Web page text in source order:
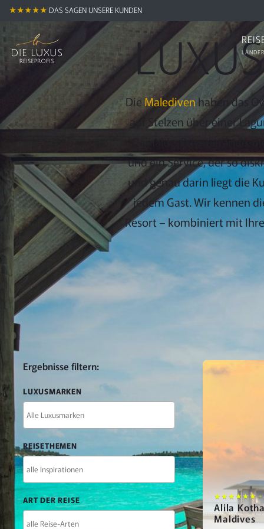
★★★★★ DAS SAGEN UNSERE KUNDEN
Zum
springen
Die Malediven haben das
auf Stelzen über einer
Gemälde. Privatstrände,
und ein Service, der so
und genau darin liegt die
jedem Gast. Wir kennen
Resort – kombiniert mit
FILTER
UND
KONTAKT
Ergebnisse filtern:
LUXUSMARKEN
REISETHEMEN
ART DER REISE ★★★★★★ +
Alila
Maldives